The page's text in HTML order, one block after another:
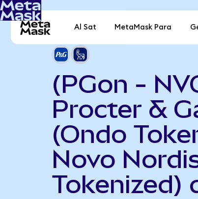
Al Sat MetaMask Para
(PGon -
Procter &
(Ondo
Novo
Tokenized)